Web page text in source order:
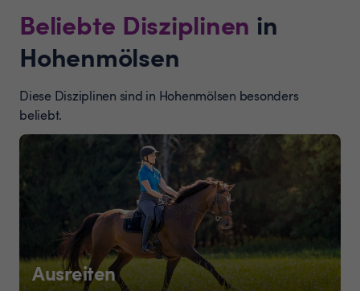
Beliebte Disziplinen in
Hohenmölsen
Diese Disziplinen sind in Hohenmölsen besonders
beliebt.
Ausreiten